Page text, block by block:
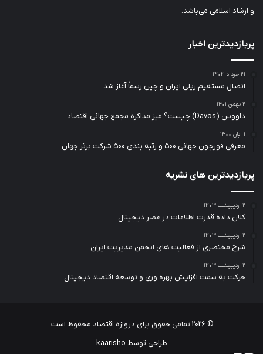
و ارشاد اسلامی می‌باشد.
پربازدیدترین اخبار
۲۱ خرداد ۱۴۰۴
اتصال مستقیم ریلی ایران و چین رسماً آغاز شد
۲ بهمن ۱۴۰۱
داووس (Davos) چیست؟ میز مذاکره مجمع جهانی اقتصاد
۱ آبان ۱۴۰۰
معرفی فورچون جهانی ۵۰۰ و رتبه بندی ۵۰۰ شرکت برتر جهان
پربازدیدترین های نشریه
۲ اردیبهشت ۱۴۰۳
کلان داده قدرت اطلاعات در عصر دیجیتال
۲ اردیبهشت ۱۴۰۳
شرح مختصری از فعالیت های انجمن مدیریت ایران
۲ اردیبهشت ۱۴۰۳
حرکت به سمت افزایش بهره وری و توسعه اقتصاد دیجیتال
© 2026
تمامی حقوق برای دروازه اقتصاد محفوظ است.
طراحی توسط kaarisho